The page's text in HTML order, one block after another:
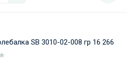
SB 3010-02-008 гр 16 266